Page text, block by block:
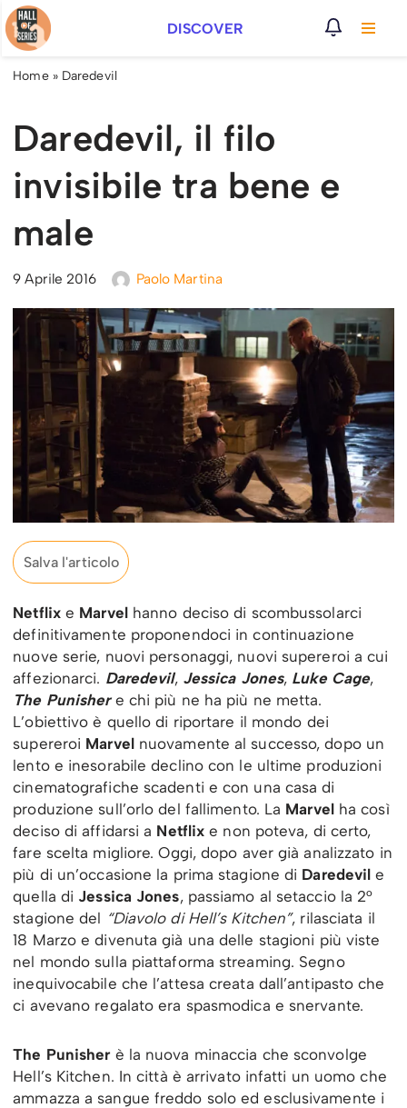
Vai
al
DISCOVER
Home» Daredevil
Daredevil, il filo
invisibile tra bene e
male
9 Aprile 2016 Paolo Martina
Salva l'articolo
Netflixe Marvelhanno deciso di scombussolarci
definitivamente proponendoci in continuazione
nuove serie, nuovi personaggi, nuovi supereroi a cui
affezionarci. Daredevil, Jessica Jones, Luke Cage,
The Punishere chi più ne ha più ne metta.
L’obiettivo è quello di riportare il mondo dei
supereroi Marvelnuovamente al successo, dopo un
lento e inesorabile declino con le ultime produzioni
cinematografiche scadenti e con una casa di
produzione sull’orlo del fallimento. La Marvelha così
deciso di affidarsi a Netflix e non poteva, di certo,
fare scelta migliore. Oggi, dopo aver già analizzato in
più di un’occasione la prima stagione di Daredevil e
quella di Jessica Jones, passiamo al setaccio la 2°
stagione del “Diavolo di Hell’s Kitchen”, rilasciata il
18 Marzo e divenuta già una delle stagioni più viste
nel mondo sulla piattaforma streaming. Segno
inequivocabile che l’attesa creata dall’antipasto che
ci avevano regalato era spasmodica e snervante.
The Punisherè la nuova minaccia che sconvolge
Hell’s Kitchen. In città è arrivato infatti un uomo che
ammazza a sangue freddo solo ed esclusivamente i